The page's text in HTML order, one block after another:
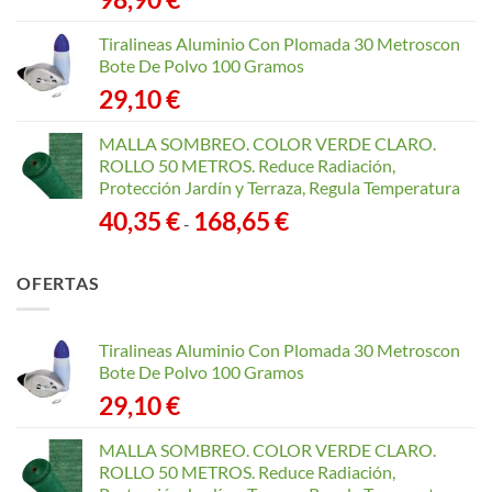
Tiralineas Aluminio Con Plomada 30 Metroscon
Bote De Polvo 100 Gramos
29,10€
MALLA SOMBREO. COLOR VERDE CLARO.
ROLLO 50 METROS. Reduce Radiación,
Protección Jardín y Terraza, Regula Temperatura
40,35€- 168,65€Rango
168,65 €
OFERTAS
Tiralineas Aluminio Con Plomada 30 Metroscon
Bote De Polvo 100 Gramos
29,10€
MALLA SOMBREO. COLOR VERDE CLARO.
ROLLO 50 METROS. Reduce Radiación,